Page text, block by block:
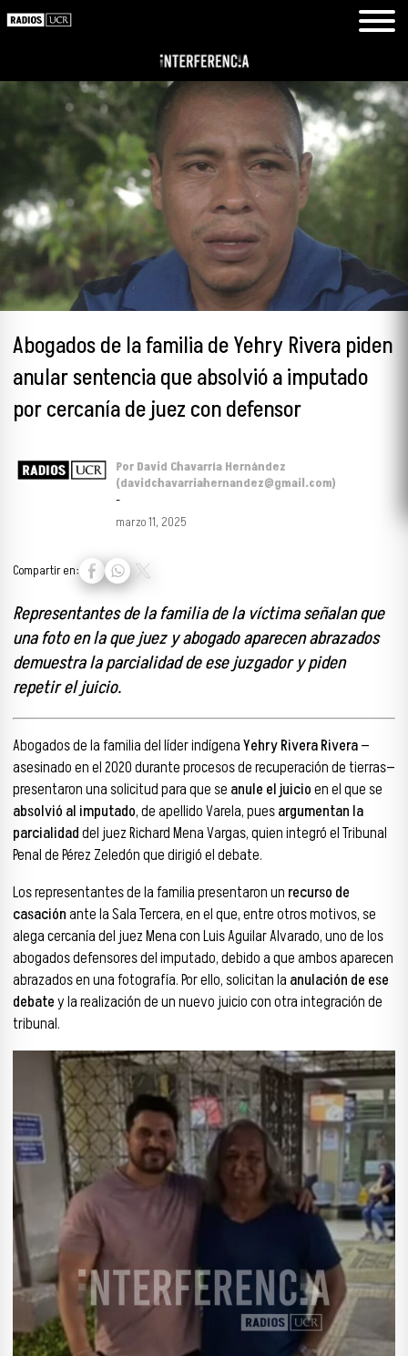
Abogados de la familia de Yehry Rivera piden
anular sentencia que absolvió a imputado
por cercanía de juez con defensor
Por David Chavarría Hernández
(davidchavarriahernandez@gmail.com)
-
marzo 11, 2025
Compartir en:
Representantes de la familia de la víctima señalan que
una foto en la que juez y abogado aparecen abrazados
demuestra la parcialidad de ese juzgador y piden
repetir el juicio.
Abogados de la familia del líder indígenaYehry Rivera Rivera—
asesinado en el 2020 durante procesos de recuperación de tierras—
presentaron una solicitud para que se anule el juicioen el que se
absolvió al imputado, de apellido Varela, puesargumentan la
parcialidaddel juez Richard Mena Vargas, quien integró el Tribunal
Penal de Pérez Zeledón que dirigió el debate.
Los representantes de la familia presentaron un recurso de
casaciónante la Sala Tercera, en el que, entre otros motivos, se
alega cercanía del juez Mena con Luis Aguilar Alvarado, uno de los
abogados defensores del imputado, debido a que ambos aparecen
abrazados en una fotografía. Por ello, solicitan la anulación de ese
debatey la realización de un nuevo juicio con otra integración de
tribunal.